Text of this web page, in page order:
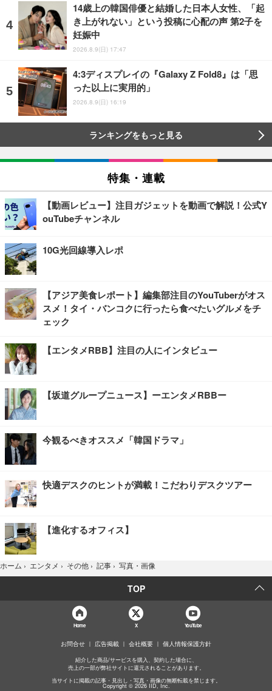
14歳上の韓国俳優と結婚した日本人女性、「起
き上がれない」という投稿に心配の声 第2子を
妊娠中
2026.8.9(日) 17:47
4:3ディスプレイの『Galaxy Z Fold8』は「思
った以上に実用的」
2026.8.9(日) 16:19
ランキングをもっと見る
特集・連載
【動画レビュー】注目ガジェットを動画で解説！公式Y
ouTubeチャンネル
10G光回線導入レポ
【アジア美食レポート】編集部注目のYouTuberがオス
スメ！タイ・バンコクに行ったら食べたいグルメをチ
ェック
【エンタメRBB】注目の人にインタビュー
【坂道グループニュース】ーエンタメRBBー
今観るべきオススメ「韓国ドラマ」
快適デスクのヒントが満載！こだわりデスクツアー
【進化するオフィス】
ホーム › エンタメ › その他 › 記事 › 写真・画像
TOP
Home X YouTube
お問合せ 広告掲載 会社概要 個人情報保護方針
紹介した商品/サービスを購入、契約した場合に、
売上の一部が弊社サイトに還元されることがあります。
当サイトに掲載の記事・見出し・写真・画像の無断転載を禁じます。
Copyright © 2026 IID, Inc.